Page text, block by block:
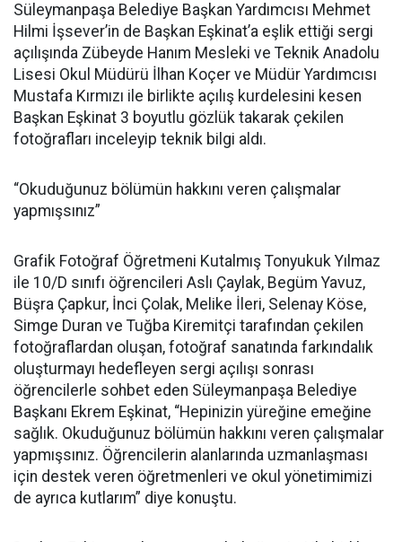
Süleymanpaşa Belediye Başkan Yardımcısı Mehmet
Hilmi İşsever’in de Başkan Eşkinat’a eşlik ettiği sergi
açılışında Zübeyde Hanım Mesleki ve Teknik Anadolu
Lisesi Okul Müdürü İlhan Koçer ve Müdür Yardımcısı
Mustafa Kırmızı ile birlikte açılış kurdelesini kesen
Başkan Eşkinat 3 boyutlu gözlük takarak çekilen
fotoğrafları inceleyip teknik bilgi aldı.
“Okuduğunuz bölümün hakkını veren çalışmalar
yapmışsınız”
Grafik Fotoğraf Öğretmeni Kutalmış Tonyukuk Yılmaz
ile 10/D sınıfı öğrencileri Aslı Çaylak, Begüm Yavuz,
Büşra Çapkur, İnci Çolak, Melike İleri, Selenay Köse,
Simge Duran ve Tuğba Kiremitçi tarafından çekilen
fotoğraflardan oluşan, fotoğraf sanatında farkındalık
oluşturmayı hedefleyen sergi açılışı sonrası
öğrencilerle sohbet eden Süleymanpaşa Belediye
Başkanı Ekrem Eşkinat, “Hepinizin yüreğine emeğine
sağlık. Okuduğunuz bölümün hakkını veren çalışmalar
yapmışsınız. Öğrencilerin alanlarında uzmanlaşması
için destek veren öğretmenleri ve okul yönetimimizi
de ayrıca kutlarım” diye konuştu.